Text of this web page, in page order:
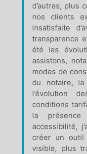
d’autres, plus
nos clients
insatisfaite
transparence
été les
assistons,
modes de
du notaire, la
l’évolution
conditions
la
accessibilité,
créer un outil
visible, plus